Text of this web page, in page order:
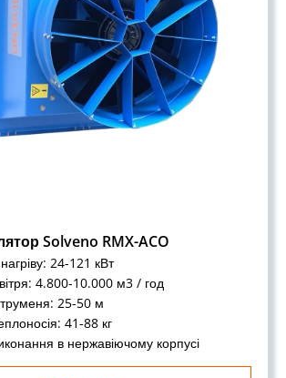
Solveno RMX-ACO
24-121 кВт
4.800-10.000 м3 / год
25-50 м
41-88 кг
в нержавіючому корпусі